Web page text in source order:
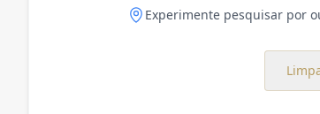
Experimente pesquisar por